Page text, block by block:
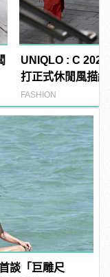
UNIQLO : C
打正式休閒風描
FASHION
談「巨雕尺